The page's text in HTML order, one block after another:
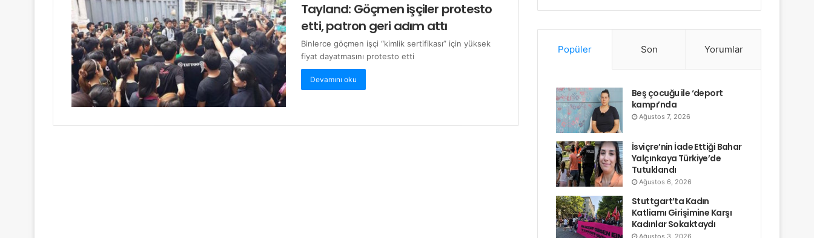
Tayland: Göçmen işçiler protesto
etti, patron geri adım attı
Binlerce göçmen işçi “kimlik sertifikası” için yüksek
fiyat dayatmasını protesto etti
Devamını oku
Popüler Son Yorumlar
Beş çocuğu ile ‘deport
kampı’nda
Ağustos 7, 2026
İsviçre’nin İade Ettiği Bahar
Yalçınkaya Türkiye’de
Tutuklandı
Ağustos 6, 2026
Stuttgart’ta Kadın
Katliamı Girişimine Karşı
Kadınlar Sokaktaydı
Ağustos 3, 2026